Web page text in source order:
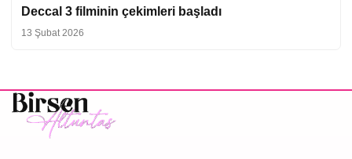
Deccal 3 filminin çekimleri başladı
13 Şubat 2026